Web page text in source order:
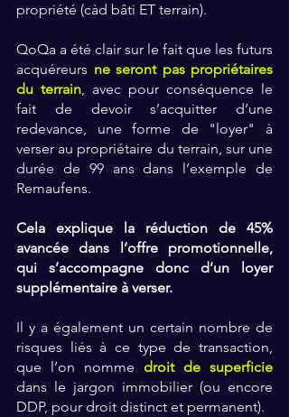
propriété (càd bâti ET terrain).
QoQa a été clair sur le fait que les futurs
acquéreurs ne seront pas propriétaires
du terrain, avec pour conséquence le
fait de devoir s’acquitter d’une
redevance, une forme de "loyer" à
verser au propriétaire du terrain, sur une
durée de 99 ans dans l’exemple de
Remaufens.
Cela explique la réduction de 45%
avancée dans l’offre promotionnelle,
qui s’accompagne donc d’un loyer
supplémentaire à verser.
Il y a également un certain nombre de
risques liés à ce type de transaction,
que l’on nomme droit de superficie
dans le jargon immobilier (ou encore
DDP, pour droit distinct et permanent).